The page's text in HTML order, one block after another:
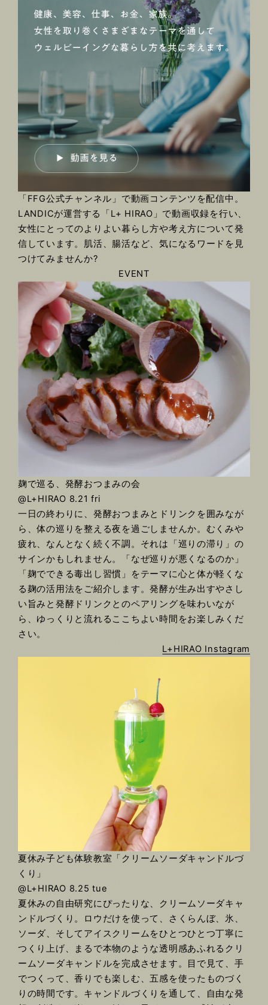
「FFG公式チャンネル」で動画コンテンツを配信中。
LANDICが運営する「L+ HIRAO」で動画収録を行い、
女性にとってのよりよい暮らし方や考え方について発
信しています。肌活、腸活など、気になるワードを見
つけてみませんか?
EVENT
麹で巡る、発酵おつまみの会
@L+HIRAO 8.21 fri
一日の終わりに、発酵おつまみとドリンクを囲みなが
ら、体の巡りを整える夜を過ごしませんか。むくみや
疲れ、なんとなく続く不調。それは「巡りの滞り」の
サインかもしれません。「なぜ巡りが悪くなるのか」
「麹でできる毒出し習慣」をテーマに心と体が軽くな
る麹の活用法をご紹介します。発酵が生み出すやさし
い旨みと発酵ドリンクとのペアリングを味わいなが
ら、ゆっくりと流れるここちよい時間をお楽しみくだ
さい。
L+HIRAO Instagram
夏休み子ども体験教室「クリームソーダキャンドルづ
くり」
@L+HIRAO 8.25 tue
夏休みの自由研究にぴったりな、クリームソーダキャ
ンドルづくり。ロウだけを使って、さくらんぼ、氷、
ソーダ、そしてアイスクリームをひとつひとつ丁寧に
つくり上げ、まるで本物のような透明感あふれるクリ
ームソーダキャンドルを完成させます。目で見て、手
でつくって、香りでも楽しむ、五感を使ったものづく
りの時間です。キャンドルづくりを通して、自由な発